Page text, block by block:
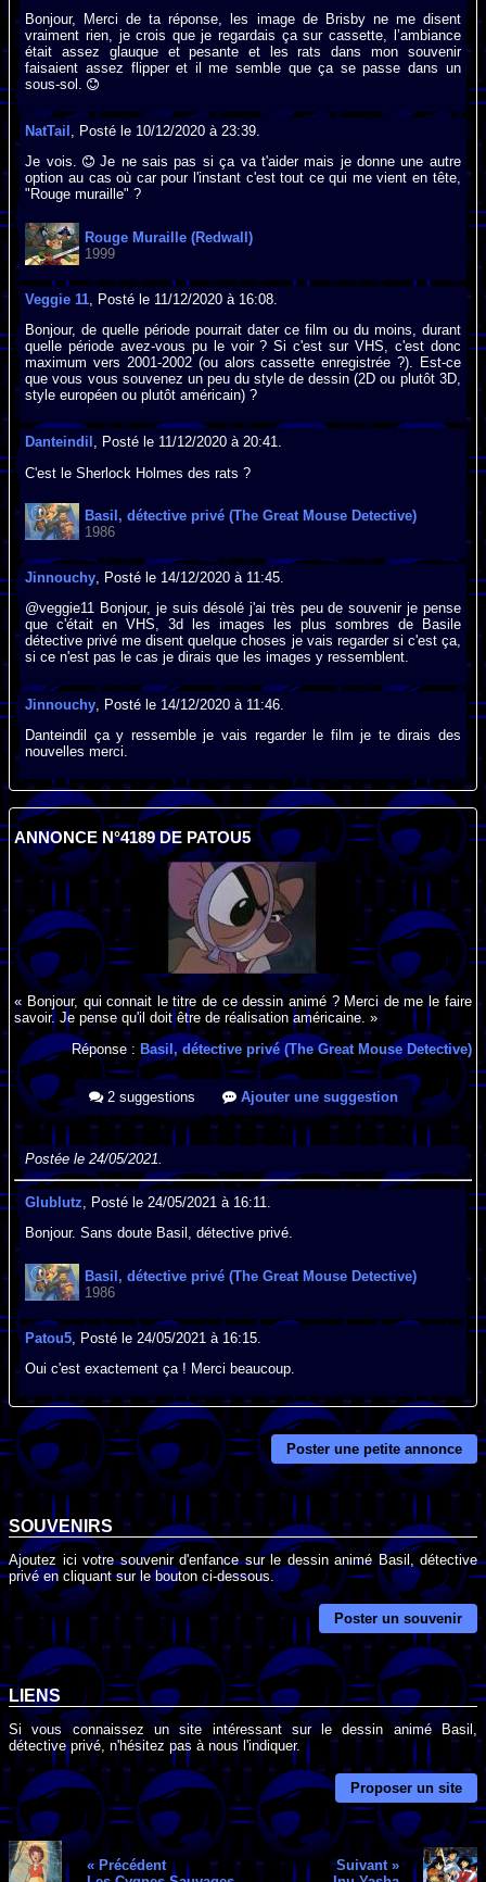
Bonjour, Merci de ta réponse, les image de Brisby ne me disent
vraiment rien, je crois que je regardais ça sur cassette, l’ambiance
était assez glauque et pesante et les rats dans mon souvenir
faisaient assez flipper et il me semble que ça se passe dans un
sous-sol.
NatTail , Posté le 10/12/2020 à 23:39.
Je vois.
Je ne sais pas si ça va t'aider mais je donne une autre
option au cas où car pour l'instant c'est tout ce qui me vient en tête,
"Rouge muraille" ?
Rouge Muraille (Redwall)
1999
Veggie 11 , Posté le 11/12/2020 à 16:08.
Bonjour, de quelle période pourrait dater ce film ou du moins, durant
quelle période avez-vous pu le voir ? Si c'est sur VHS, c'est donc
maximum vers 2001-2002 (ou alors cassette enregistrée ?). Est-ce
que vous vous souvenez un peu du style de dessin (2D ou plutôt 3D,
style européen ou plutôt américain) ?
Danteindil , Posté le 11/12/2020 à 20:41.
C'est le Sherlock Holmes des rats ?
Basil, détective privé (The Great Mouse Detective)
1986
Jinnouchy , Posté le 14/12/2020 à 11:45.
@veggie11 Bonjour, je suis désolé j'ai très peu de souvenir je pense
que c'était en VHS, 3d les images les plus sombres de Basile
détective privé me disent quelque choses je vais regarder si c'est ça,
si ce n'est pas le cas je dirais que les images y ressemblent.
Jinnouchy , Posté le 14/12/2020 à 11:46.
Danteindil ça y ressemble je vais regarder le film je te dirais des
nouvelles merci.
ANNONCE N°4189 DE PATOU5
« Bonjour, qui connait le titre de ce dessin animé ? Merci de me le faire
savoir. Je pense qu'il doit être de réalisation américaine. »
Réponse : Basil, détective privé (The Great Mouse Detective)
2 suggestions Ajouter une suggestion
Postée le 24/05/2021.
Glublutz , Posté le 24/05/2021 à 16:11.
Bonjour. Sans doute Basil, détective privé.
Basil, détective privé (The Great Mouse Detective)
1986
Patou5 , Posté le 24/05/2021 à 16:15.
Oui c'est exactement ça ! Merci beaucoup.
Poster une petite annonce
SOUVENIRS
Ajoutez ici votre souvenir d'enfance sur le dessin animé Basil, détective
privé en cliquant sur le bouton ci-dessous.
Poster un souvenir
LIENS
Si vous connaissez un site intéressant sur le dessin animé Basil,
détective privé, n'hésitez pas à nous l'indiquer.
Proposer un site
« Précédent
Suivant »